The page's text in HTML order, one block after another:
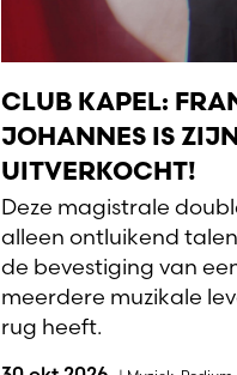
CLUB KAPEL:
JOHANNES IS
UITVERKOCHT!
Deze magistrale
alleen ontluikend
de bevestiging van
meerdere muzikale
rug heeft.